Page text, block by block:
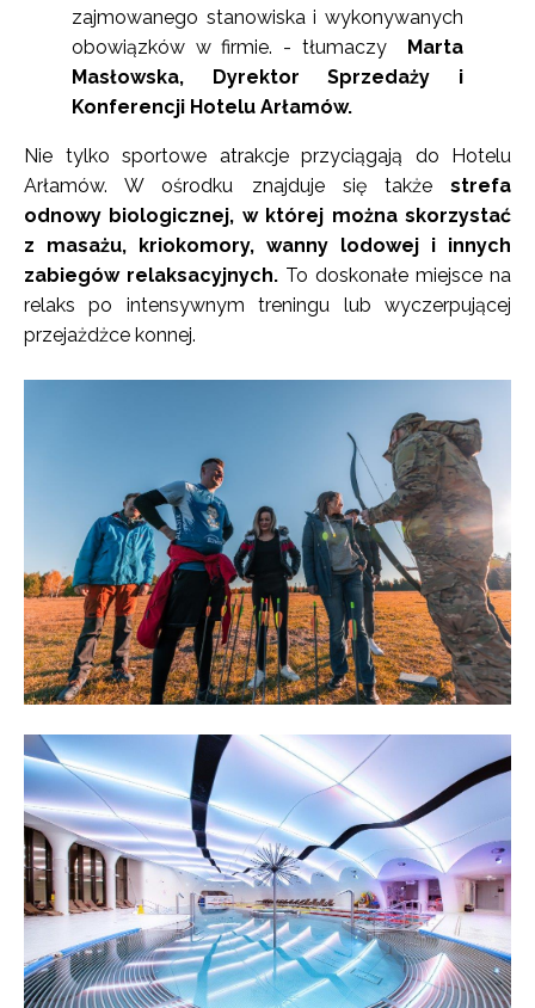
zajmowanego stanowiska i wykonywanych
obowiązków w firmie. - tłumaczy Marta
Masłowska, Dyrektor Sprzedaży i
Konferencji Hotelu Arłamów.
Nie tylko sportowe atrakcje przyciągają do Hotelu
Arłamów. W ośrodku znajduje się także strefa
odnowy biologicznej, w której można skorzystać
z masażu, kriokomory, wanny lodowej i innych
zabiegów relaksacyjnych. To doskonałe miejsce na
relaks po intensywnym treningu lub wyczerpującej
przejażdżce konnej.